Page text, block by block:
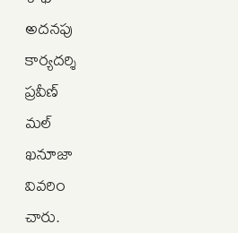
అదనపు
కార్యదర్శి
ప్రవీణ్
మల్
ఖనూజా
వివరిం
చారు.